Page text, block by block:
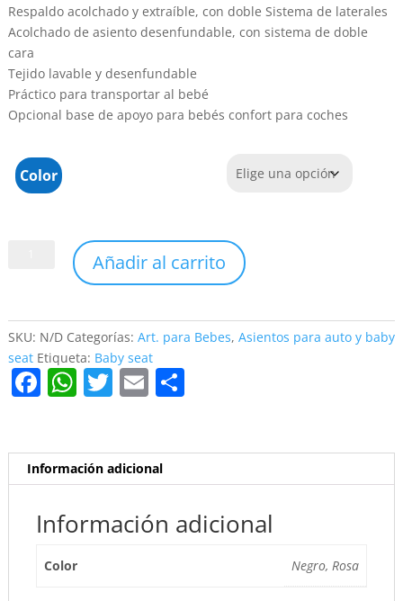
Respaldo acolchado y extraíble, con doble Sistema de laterales
Acolchado de asiento desenfundable, con sistema de doble
cara
Tejido lavable y desenfundable
Práctico para transportar al bebé
Opcional base de apoyo para bebés confort para coches
Color
cantidad
Añadir al carrito
SKU: N/D Categorías: Art. para Bebes, Asientos para auto y baby
seat Etiqueta: Baby seat
F
e
b
o
o
k
W
s
A
p
p
T
er
E
l
C
ar
tir
Información adicional
Información adicional
Color Negro, Rosa